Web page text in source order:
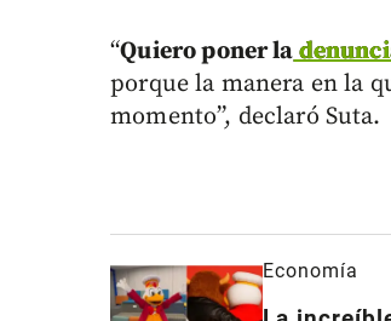
“Quiero poner la
porque la manera en la
momento”, declaró Suta.
Economía